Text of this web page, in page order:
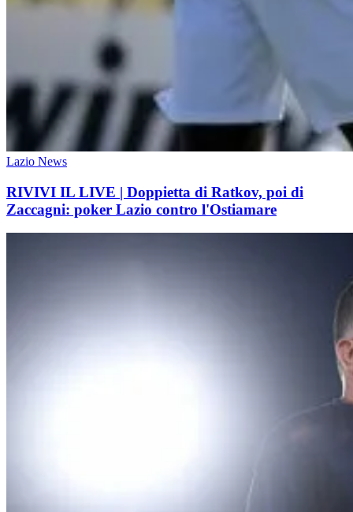
Lazio News
RIVIVI IL LIVE | Doppietta di Ratkov, poi di
Zaccagni: poker Lazio contro l'Ostiamare